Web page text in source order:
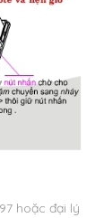
hoặc đại lý